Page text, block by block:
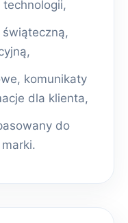
komunikaty
dla klienta,
do